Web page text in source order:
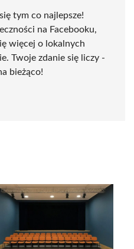
tym co najlepsze!
na Facebooku,
więcej o lokalnych
Twoje zdanie się liczy -
bieżąco!